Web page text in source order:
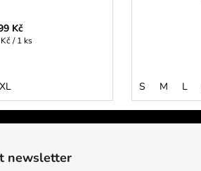
Kč
/ 1 ks
XL S M L
newsletter